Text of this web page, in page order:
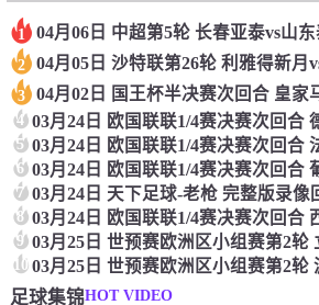
1 04月06日 中超第5轮 长春亚泰vs山
2
3
4
5
6
7 03月24日 天下足球-老枪 完整版录像
8
9
10
足球集锦HOT VIDEO